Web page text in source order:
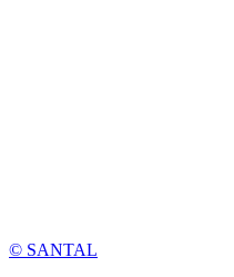
© SANTAL